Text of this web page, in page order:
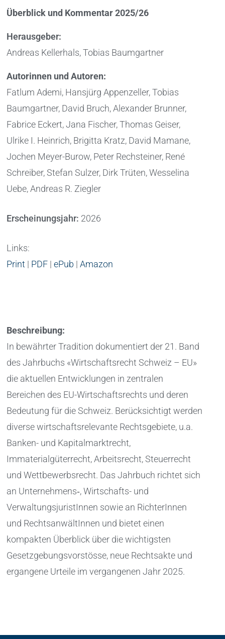
Überblick und Kommentar 2025/26
Herausgeber:
Andreas Kellerhals, Tobias Baumgartner
Autorinnen und Autoren:
Fatlum Ademi, Hansjürg Appenzeller, Tobias
Baumgartner, David Bruch, Alexander Brunner,
Fabrice Eckert, Jana Fischer, Thomas Geiser,
Ulrike I. Heinrich, Brigitta Kratz, David Mamane,
Jochen Meyer-Burow, Peter Rechsteiner, René
Schreiber, Stefan Sulzer, Dirk Trüten, Wesselina
Uebe, Andreas R. Ziegler
Erscheinungsjahr: 2026
Links:
Print | PDF |ePub |Amazon
Beschreibung:
In bewährter Tradition dokumentiert der 21. Band
des Jahrbuchs «Wirtschaftsrecht Schweiz – EU»
die aktuellen Entwicklungen in zentralen
Bereichen des EU-Wirtschaftsrechts und deren
Bedeutung für die Schweiz. Berücksichtigt werden
diverse wirtschaftsrelevante Rechtsgebiete, u.a.
Banken- und Kapitalmarktrecht,
Immaterialgüterrecht, Arbeitsrecht, Steuerrecht
und Wettbewerbsrecht. Das Jahrbuch richtet sich
an Unternehmens‑, Wirtschafts- und
VerwaltungsjuristInnen sowie an RichterInnen
und RechtsanwältInnen und bietet einen
kompakten Überblick über die wichtigsten
Gesetzgebungsvorstösse, neue Rechtsakte und
ergangene Urteile im vergangenen Jahr 2025.